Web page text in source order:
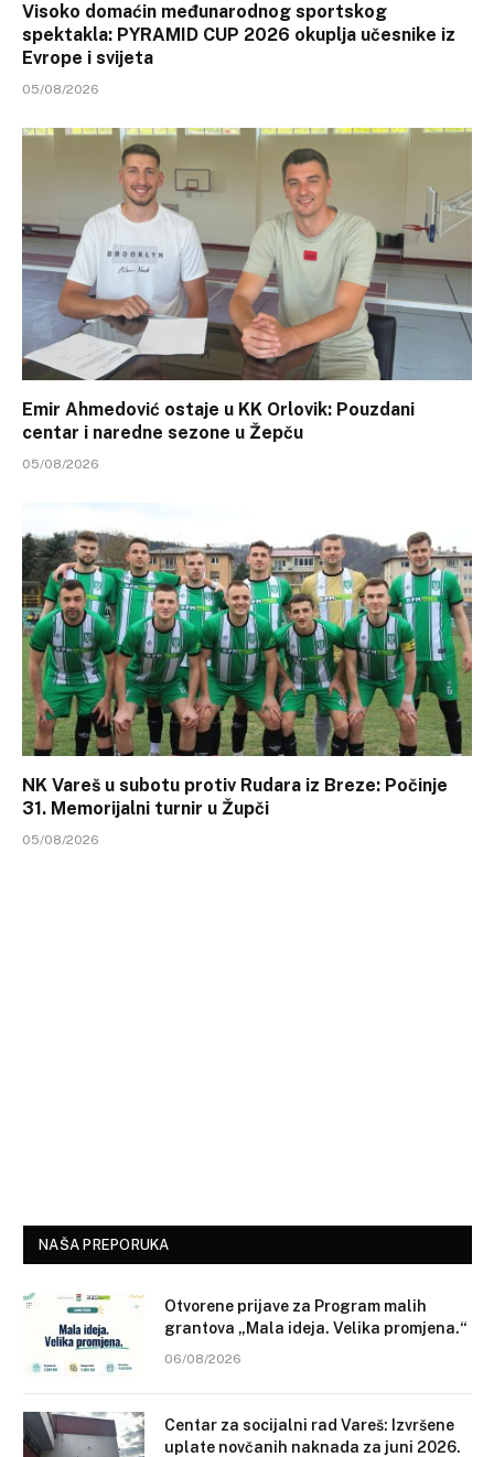
Visoko domaćin međunarodnog sportskog
spektakla: PYRAMID CUP 2026 okuplja učesnike iz
Evrope i svijeta
05/08/2026
Emir Ahmedović ostaje u KK Orlovik: Pouzdani
centar i naredne sezone u Žepču
05/08/2026
NK Vareš u subotu protiv Rudara iz Breze: Počinje
31. Memorijalni turnir u Župči
05/08/2026
NAŠA PREPORUKA
Otvorene prijave za Program malih
grantova „Mala ideja. Velika promjena.“
06/08/2026
Centar za socijalni rad Vareš: Izvršene
uplate novčanih naknada za juni 2026.